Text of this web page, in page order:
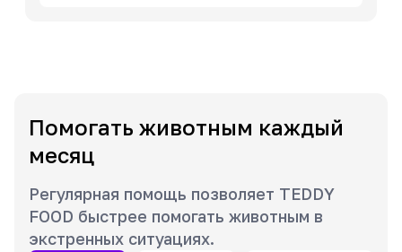
Помогать животным каждый
месяц
Регулярная помощь позволяет TEDDY
FOOD быстрее помогать животным в
экстренных ситуациях.